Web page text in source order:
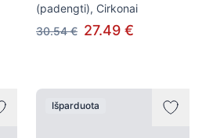
(padengti), Cirkonai
30.54 € 27.49 €
Išparduota